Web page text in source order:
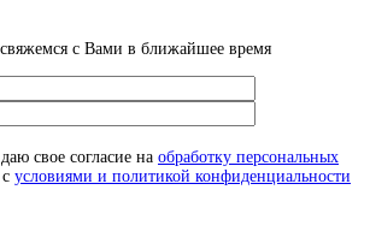
с Вами в ближайшее время
свое согласие на обработку персональных
условиями и политикой конфиденциальности